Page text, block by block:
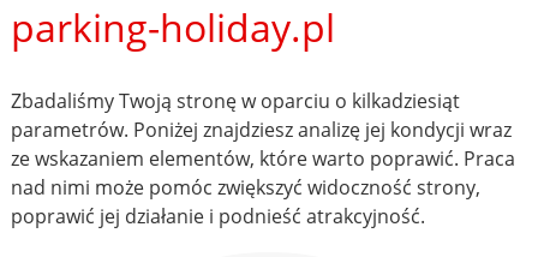
parking-holiday.pl
Zbadaliśmy Twoją stronę w oparciu o kilkadziesiąt
parametrów. Poniżej znajdziesz analizę jej kondycji wraz
ze wskazaniem elementów, które warto poprawić. Praca
nad nimi może pomóc zwiększyć widoczność strony,
poprawić jej działanie i podnieść atrakcyjność.